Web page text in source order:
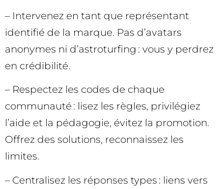
– Intervenez en tant que représentant
identifié de la marque. Pas d’avatars
anonymes ni d’astroturfing : vous y perdrez
en crédibilité.
– Respectez les codes de chaque
communauté : lisez les règles, privilégiez
l’aide et la pédagogie, évitez la promotion.
Offrez des solutions, reconnaissez les
limites.
– Centralisez les réponses types : liens vers